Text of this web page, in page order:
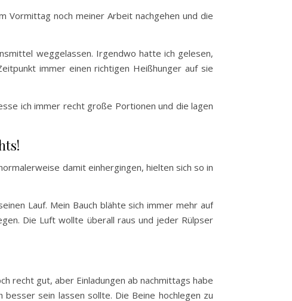
Vormittag noch meiner Arbeit nachgehen und die
weggelassen. Irgendwo hatte ich gelesen,
immer einen richtigen Heißhunger auf sie
ich immer recht große Portionen und die lagen
damit einhergingen, hielten sich so in
Lauf. Mein Bauch blähte sich immer mehr auf
Die Luft wollte überall raus und jeder Rülpser
recht gut, aber Einladungen ab nachmittags habe
sein lassen sollte. Die Beine hochlegen zu